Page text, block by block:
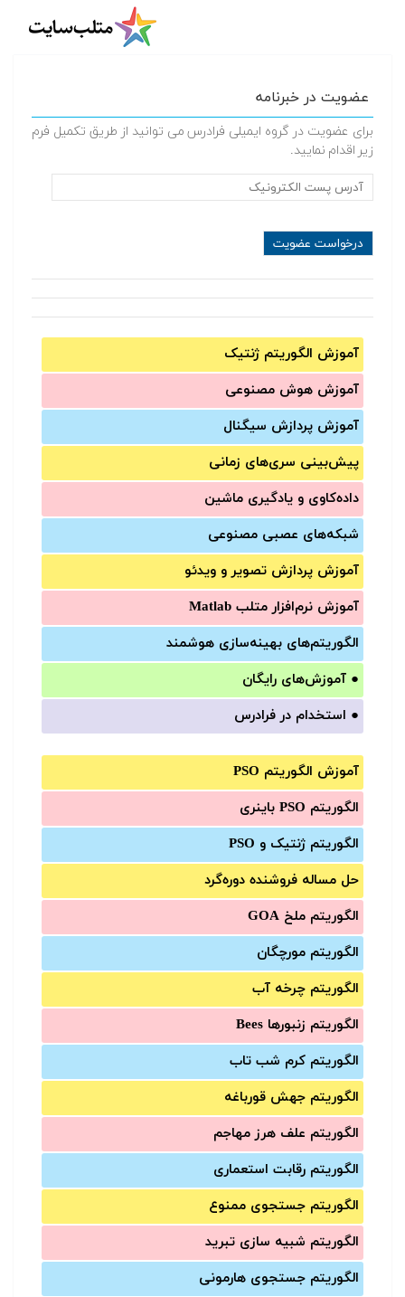
عضویت در خبرنامه
برای عضویت در گروه ایمیلی فرادرس می توانید از طریق تکمیل فرم
زیر اقدام نمایید.
آموزش الگوریتم ژنتیک
آموزش‌ هوش مصنوعی
آموزش‌ پردازش سیگنال
پیش‌‌بینی سری‌‌های زمانی
داده‌کاوی و یادگیری ماشین
شبکه‌های عصبی مصنوعی
آموزش‌ پردازش تصویر و ویدئو
آموزش‌ نرم‌افزار متلب Matlab
الگوریتم‌های بهینه‌سازی هوشمند
● آموزش‌های رایگان
● استخدام در فرادرس
آموزش الگوریتم PSO
الگوریتم PSO باینری
الگوریتم ژنتیک و PSO
حل مساله فروشنده دوره‌گرد
الگوریتم ملخ GOA
الگوریتم مورچگان
الگوریتم چرخه آب
الگوریتم زنبورها Bees
الگوریتم کرم شب تاب
الگوریتم جهش قورباغه
الگوریتم علف هرز مهاجم
الگوریتم رقابت استعماری
الگوریتم جستجوی ممنوع
الگوریتم شبیه سازی تبرید
الگوریتم جستجوی هارمونی